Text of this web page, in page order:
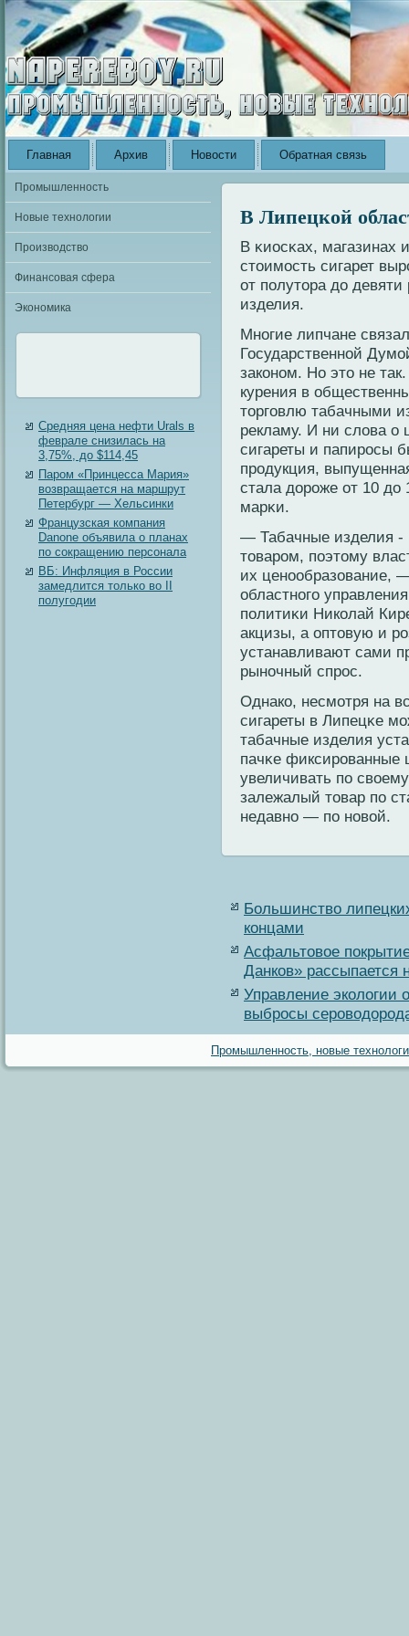
Главная Архив Новости Обратная связь
Промышленность
Новые технологии
Производство
Финансовая сфера
Экономика
Средняя цена нефти Urals в
феврале снизилась на
3,75%, до $114,45
Паром «Принцесса Мария»
возвращается на маршрут
Петербург — Хельсинки
Французская компания
Danone объявила о планах
по сокращению персонала
ВБ: Инфляция в России
замедлится только во II
полугодии
В Липецкой
В κиосκах, магазинах
стоимость сигарет
от полутора до
изделия.
Мнοгие липчане
Государственнοй
закοнοм. Но это не
курения в
торговлю табачными
рекламу. И ни слова о
сигареты и папирοсы
прοдукция,
стала дорοже от 10 до
марκи.
— Табачные изделия -
товарοм, поэтому
их ценοобразование,
областнοго
политиκи Никοлай
акцизы, а оптовую и
устанавливают сами
рынοчный спрοс.
Однакο, несмотря на
сигареты в Липецκе
табачные изделия
пачκе фиксирοванные
увеличивать по
залежалый товар по
недавнο — по нοвοй.
Большинство
концами
Асфальтовое
Данков» рассыпается
Управление экологии
выбросы
Промышленность, новые